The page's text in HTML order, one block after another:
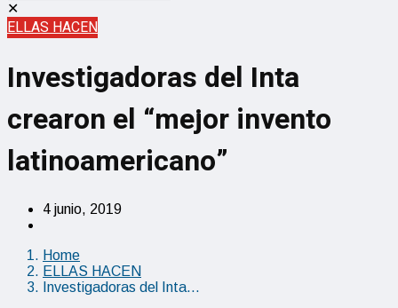
✕
ELLAS HACEN
Investigadoras del Inta
crearon el “mejor invento
latinoamericano”
4 junio, 2019
Home
ELLAS HACEN
Investigadoras del Inta…